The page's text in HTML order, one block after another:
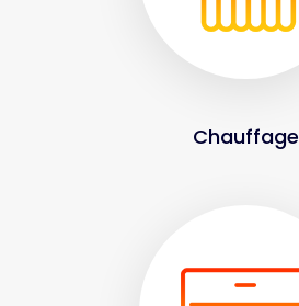
Chauffage